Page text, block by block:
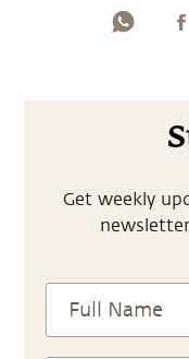
Get weekly